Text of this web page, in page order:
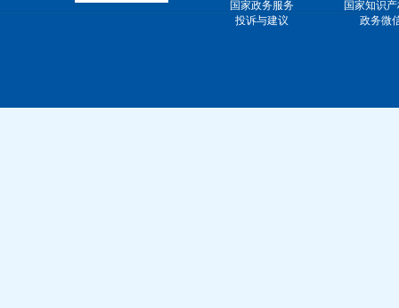
国家政务服务
投诉与建议
国家知识
政务微